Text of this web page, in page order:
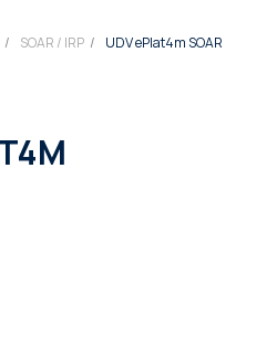
/ SOAR / IRP / UDV ePlat4m SOAR